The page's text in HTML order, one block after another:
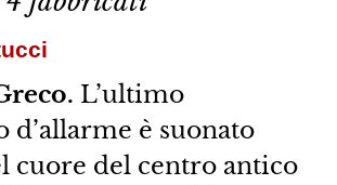
L’ultimo
d’allarme è suonato
cuore del centro antico